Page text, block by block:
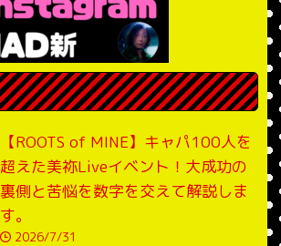
【ROOTS of MINE】キャパ100人を
超えた美祢Liveイベント！大成功の
裏側と苦悩を数字を交えて解説しま
す。
2026/7/31